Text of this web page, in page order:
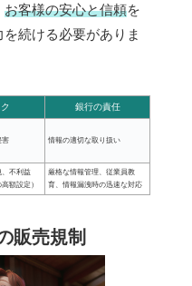
お客様の安心と信頼を
続ける必要がありま
銀行の責任
害 情報の適切な取り扱い
、不利益
額設定）
厳格な情報管理、従業員教
育、情報漏洩時の迅速な対応
販売規制